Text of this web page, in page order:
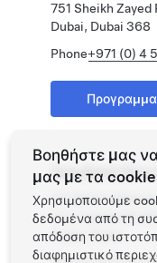
751 Sheikh Zayed
Dubai, Dubai 368
Phone+971 (0) 4
Tesla Retail
311 Sheikh
City Centre Mirdif
Dubai, Dubai
Βοηθήστε μας
μας με τα
Χρησιμοποιούμε
δεδομένα από τη
απόδοση του
διαφημιστικό